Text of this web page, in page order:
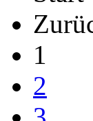
1
2